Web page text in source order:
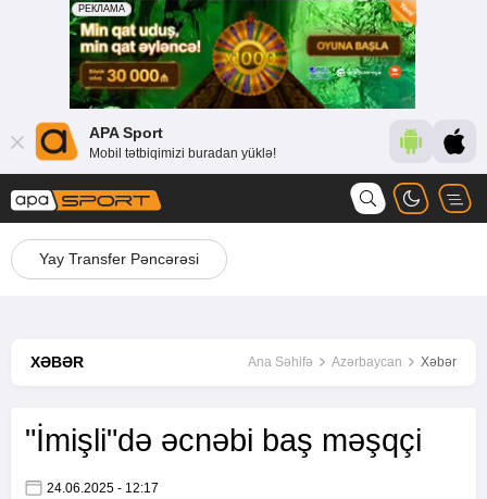
APA Sport
Mobil tətbiqimizi buradan yüklə!
Yay Transfer Pəncərəsi
XƏBƏR Ana Səhifə Azərbaycan Xəbər
"İmişli"də əcnəbi baş məşqçi
24.06.2025 - 12:17